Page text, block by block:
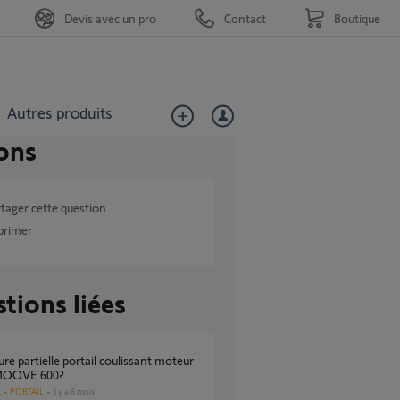
Autres produits
Devis avec un pro Contact Boutique
cette question
liées
600?
PORTAIL il y a 8 mois